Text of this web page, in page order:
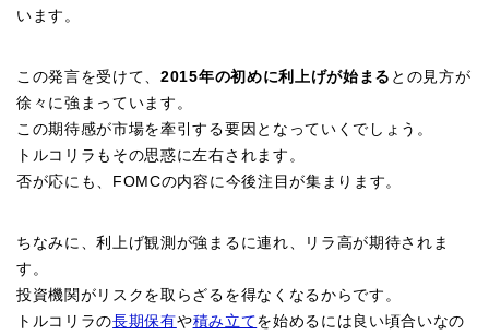
います。
この発言を受けて、2015年の初めに利上げが始まる との見方が
徐々に強まっています。
この期待感が市場を牽引する要因となっていくでしょう。
トルコリラもその思惑に左右されます。
否が応にも、FOMCの内容に今後注目が集まります。
ちなみに、利上げ観測が強まるに連れ、リラ高が期待されま
す。
投資機関がリスクを取らざるを得なくなるからです。
トルコリラの長期保有や積み立てを始めるには良い頃合いなの